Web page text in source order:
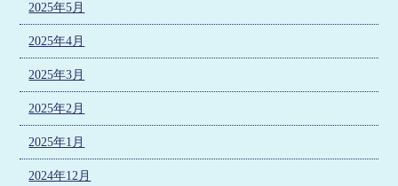
2025年5月
2025年4月
2025年3月
2025年2月
2025年1月
2024年12月